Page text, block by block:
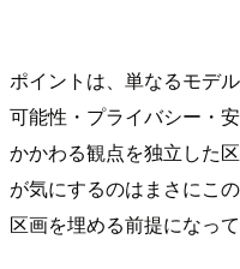
ポイントは、単なるモデ
可能性・プライバシー・
かかわる観点を独立した
が気にするのはまさにこ
区画を埋める前提になっ